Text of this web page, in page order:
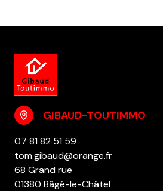
GIBAUD-TOUTIMMO
07 81 82 51 59
tom.gibaud@orange.fr
68 Grand rue
01380 Bâgé-le-Châtel